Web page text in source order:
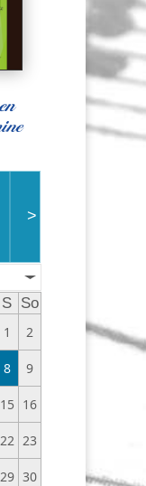
>
S So
1
2
8 9
15 16
22 23
29 30